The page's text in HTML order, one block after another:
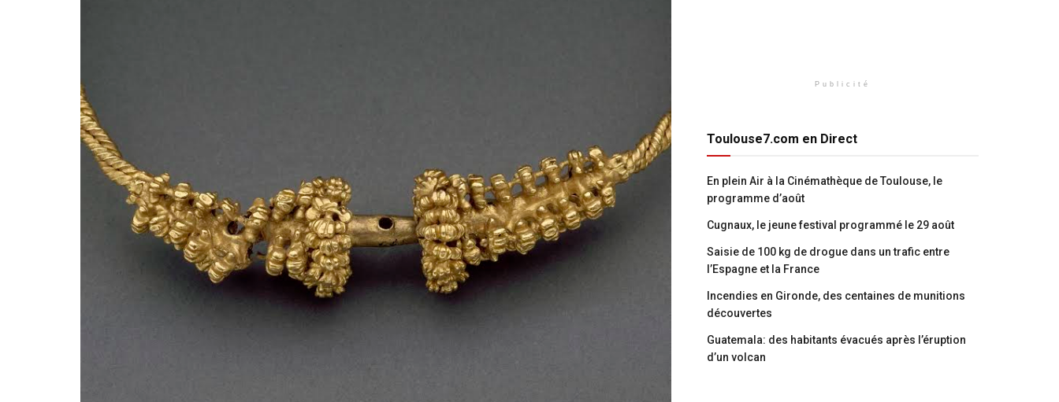
Publicité
Toulouse7.com en Direct
En plein Air à la Cinémathèque de Toulouse, le
programme d’août
Cugnaux, le jeune festival programmé le 29 août
Saisie de 100 kg de drogue dans un trafic entre
l’Espagne et la France
Incendies en Gironde, des centaines de munitions
découvertes
Guatemala: des habitants évacués après l’éruption
d’un volcan